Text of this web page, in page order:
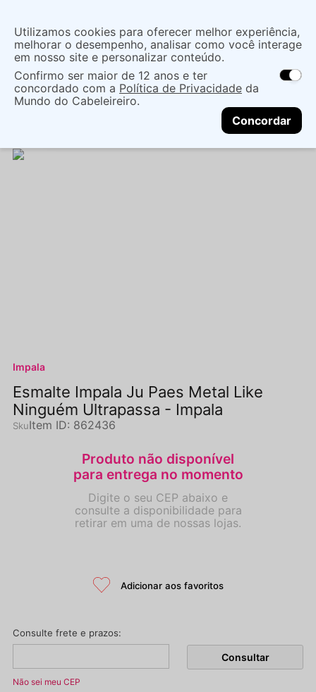
localização
As ofertas e opções de entrega variam de
acordo com a região.Não sei meu CEP
CONTINUAR
O que você procura?
Mãos e Pés
Cuidado Com As Mãos
ESMALTE IMPALA JU PAES METAL LIKE
Impala
Esmalte Impala Ju Paes Metal Like
Ninguém Ultrapassa - Impala
Item ID: 862436
Não sei meu CEP
Utilizamos cookies para oferecer melhor experiência,
melhorar o desempenho, analisar como você interage
em nosso site e personalizar conteúdo.
Confirmo ser maior de 12 anos e ter
concordado com a Política de Privacidade da
Mundo do Cabeleireiro.
Concordar